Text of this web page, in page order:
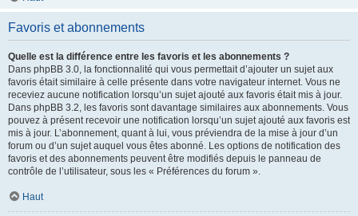
Favoris et abonnements
Quelle est la différence entre les favoris et les abonnements ?
Dans phpBB 3.0, la fonctionnalité qui vous permettait d’ajouter un sujet aux
favoris était similaire à celle présente dans votre navigateur internet. Vous ne
receviez aucune notification lorsqu’un sujet ajouté aux favoris était mis à jour.
Dans phpBB 3.2, les favoris sont davantage similaires aux abonnements. Vous
pouvez à présent recevoir une notification lorsqu’un sujet ajouté aux favoris est
mis à jour. L’abonnement, quant à lui, vous préviendra de la mise à jour d’un
forum ou d’un sujet auquel vous êtes abonné. Les options de notification des
favoris et des abonnements peuvent être modifiés depuis le panneau de
contrôle de l’utilisateur, sous les « Préférences du forum ».
Haut